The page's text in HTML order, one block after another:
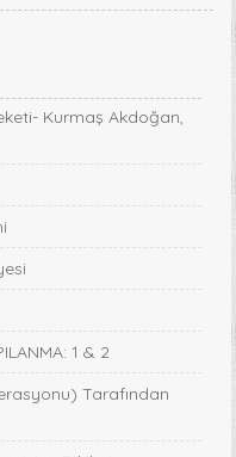
Kurmaş Akdoğan,
1 & 2
Tarafından